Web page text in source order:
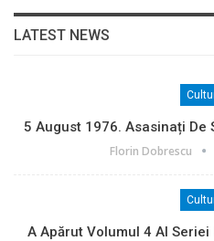
LATEST NEWS
5 August 1976. Asasinați
Florin Dobrescu
A Apărut Volumul 4 Al Seriei